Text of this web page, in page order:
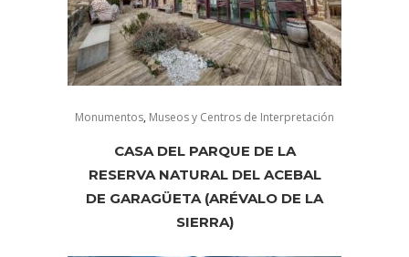
Monumentos, Museos y Centros de Interpretación
CASA DEL PARQUE DE LA
RESERVA NATURAL DEL ACEBAL
DE GARAGÜETA (ARÉVALO DE LA
SIERRA)